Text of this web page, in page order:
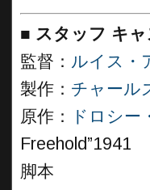
■ スタッフ キャ
監督： ルイス・
製作： チャール
原作：
ドロシー
Freehold”1941
脚本